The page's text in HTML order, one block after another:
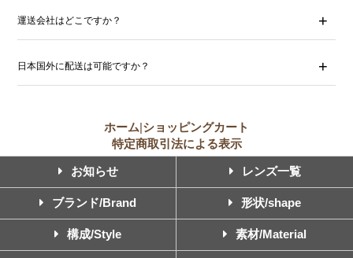
運送会社はどこですか？
日本国外に配送は可能ですか？
ホーム|ショッピングカート
特定商取引法による表示
お知らせ レンズ一覧
ブランド/Brand 形状/shape
構成/Style 素材/Material